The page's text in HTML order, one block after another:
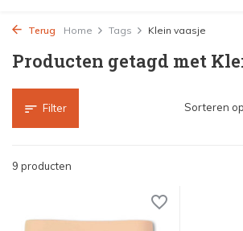
Terug Home Tags Klein vaasje
Producten getagd met
Filter
9 producten
Sorteren